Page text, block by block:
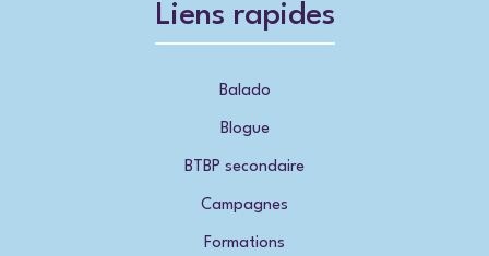
Liens rapides
Balado
Blogue
BTBP secondaire
Campagnes
Formations